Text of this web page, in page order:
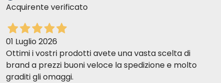
Acquirente verificato
01 Luglio 2026
Ottimi i vostri prodotti avete una vasta scelta di
brand a prezzi buoni veloce la spedizione e molto
graditi gli omaggi.